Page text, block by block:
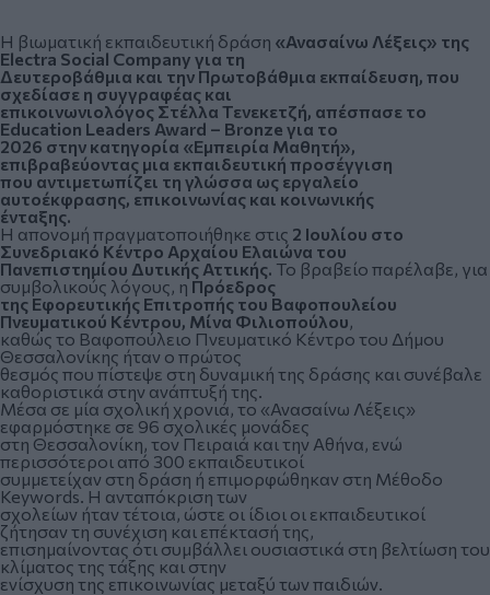
Η βιωματική εκπαιδευτική δράση «Ανασαίνω Λέξεις» της
Electra Social Company για τη
Δευτεροβάθμια και την Πρωτοβάθμια εκπαίδευση, που
σχεδίασε η συγγραφέας και
επικοινωνιολόγος Στέλλα Τενεκετζή, απέσπασε το
Education Leaders Award – Bronze για το
2026 στην κατηγορία «Εμπειρία Μαθητή»,
επιβραβεύοντας μια εκπαιδευτική προσέγγιση
που αντιμετωπίζει τη γλώσσα ως εργαλείο
αυτοέκφρασης, επικοινωνίας και κοινωνικής
ένταξης.
Η απονομή πραγματοποιήθηκε στις 2 Ιουλίου στο
Συνεδριακό Κέντρο Αρχαίου Ελαιώνα του
Πανεπιστημίου Δυτικής Αττικής. Το βραβείο παρέλαβε, για
συμβολικούς λόγους, ηΠρόεδρος
της Εφορευτικής Επιτροπής του Βαφοπουλείου
Πνευματικού Κέντρου, Μίνα Φιλιοπούλου,
καθώς το Βαφοπούλειο Πνευματικό Κέντρο του Δήμου
Θεσσαλονίκης ήταν ο πρώτος
θεσμός που πίστεψε στη δυναμική της δράσης και συνέβαλε
καθοριστικά στην ανάπτυξή της.
Μέσα σε μία σχολική χρονιά, το «Ανασαίνω Λέξεις»
εφαρμόστηκε σε 96 σχολικές μονάδες
στη Θεσσαλονίκη, τον Πειραιά και την Αθήνα, ενώ
περισσότεροι από 300 εκπαιδευτικοί
συμμετείχαν στη δράση ή επιμορφώθηκαν στη Μέθοδο
Keywords. Η ανταπόκριση των
σχολείων ήταν τέτοια, ώστε οι ίδιοι οι εκπαιδευτικοί
ζήτησαν τη συνέχιση και επέκτασή της,
επισημαίνοντας ότι συμβάλλει ουσιαστικά στη βελτίωση του
κλίματος της τάξης και στην
ενίσχυση της επικοινωνίας μεταξύ των παιδιών.